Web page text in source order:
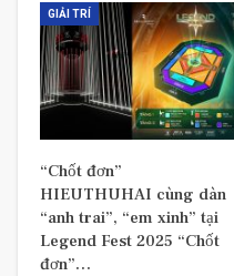
GIẢI TRÍ
“Chốt đơn”
HIEUTHUHAI cùng dàn
“anh trai”, “em xinh” tại
Legend Fest 2025 “Chốt
đơn”…